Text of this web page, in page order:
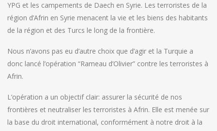
YPG et les campements de Daech en Syrie. Les terroristes de la
région d’Afrin en Syrie menacent la vie et les biens des habitants
de la région et des Turcs le long de la frontière.
Nous n’avons pas eu d’autre choix que d’agir et la Turquie a
donc lancé l’opération “Rameau d’Olivier” contre les terroristes à
Afrin.
L’opération a un objectif clair: assurer la sécurité de nos
frontières et neutraliser les terroristes à Afrin. Elle est menée sur
la base du droit international, conformément à notre droit à la